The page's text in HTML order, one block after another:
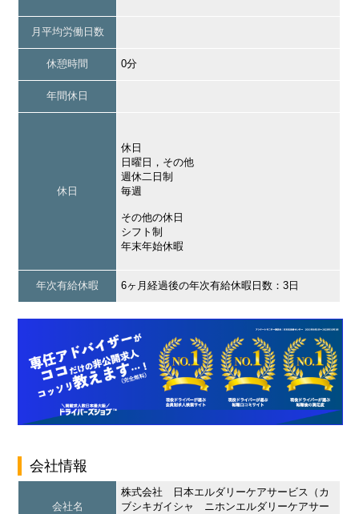
月平均労働日数
休憩時間 0分
年間休日
休日
休日
日曜日，その他
週休二日制
毎週
その他の休日
シフト制
年末年始休暇
年次有給休暇 6ヶ月経過後の年次有給休暇日数：3日
会社情報
会社名
株式会社 日本エルダリーケアサービス（カ
ブシキガイシャ ニホンエルダリーケアサー